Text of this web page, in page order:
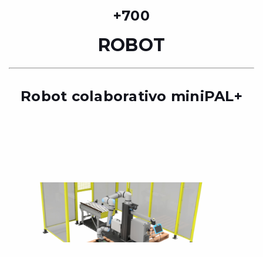
+700
ROBOT
Robot colaborativo miniPAL+